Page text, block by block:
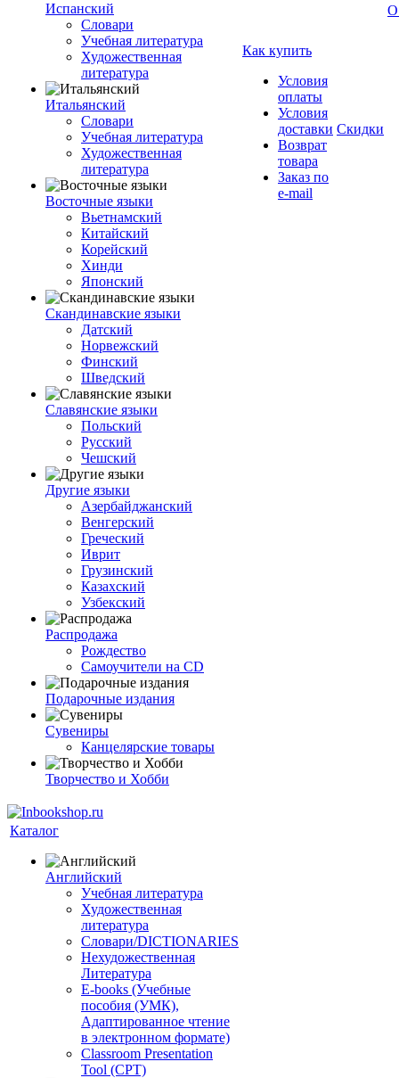
Испанский
Словари
Учебная литература
Художественная
литература
Итальянский
Словари
Учебная литература
Художественная
литература
Восточные языки
Вьетнамский
Китайский
Корейский
Хинди
Японский
Скандинавские языки
Датский
Норвежский
Финский
Шведский
Славянские языки
Польский
Русский
Чешский
Другие языки
Азербайджанский
Венгерский
Греческий
Иврит
Грузинский
Казахский
Узбекский
Распродажа
Рождество
Самоучители на CD
Подарочные издания
Сувениры
Канцелярские товары
Творчество и Хобби
Как купить
Условия
оплаты
Условия
доставки
Возврат
товара
Заказ по
e-mail
Скидки
О
Каталог
Английский
Учебная литература
Художественная
литература
Словари/DICTIONARIES
Нехудожественная
Литература
E-books (Учебные
пособия (УМК),
Адаптированное чтение
в электронном формате)
Classroom Presentation
Tool (CPT)